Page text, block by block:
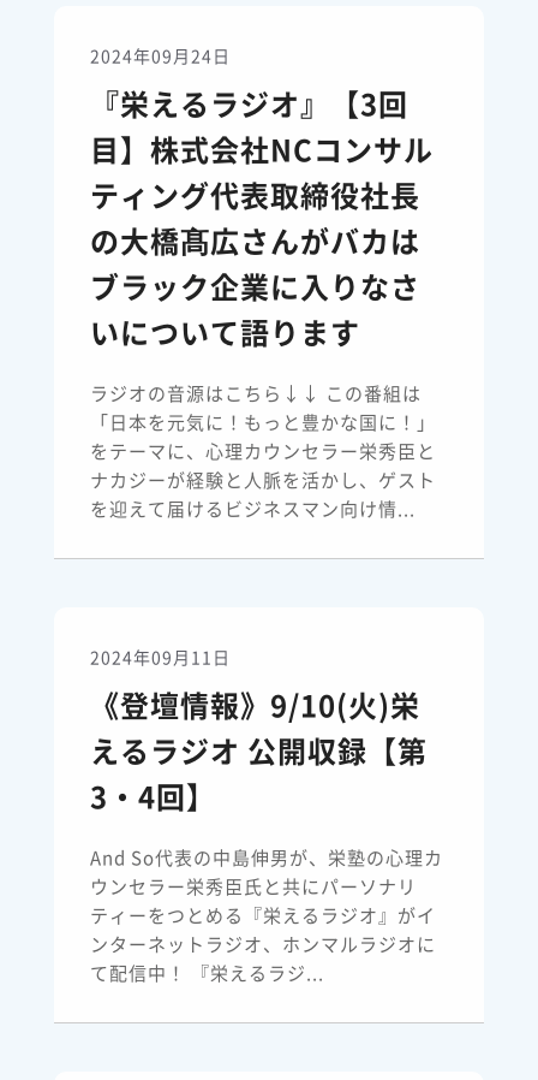
2024年09月24日
『栄えるラジオ』【3回
目】株式会社NCコンサル
ティング代表取締役社長
の大橋髙広さんがバカは
ブラック企業に入りなさ
いについて語ります
ラジオの音源はこちら↓↓ この番組は
「日本を元気に！もっと豊かな国に！」
をテーマに、心理カウンセラー栄秀臣と
ナカジーが経験と人脈を活かし、ゲスト
を迎えて届けるビジネスマン向け情...
2024年09月11日
《登壇情報》9/10(火)栄
えるラジオ 公開収録【第
3・4回】
And So代表の中島伸男が、栄塾の心理カ
ウンセラー栄秀臣氏と共にパーソナリ
ティーをつとめる『栄えるラジオ』がイ
ンターネットラジオ、ホンマルラジオに
て配信中！ 『栄えるラジ...